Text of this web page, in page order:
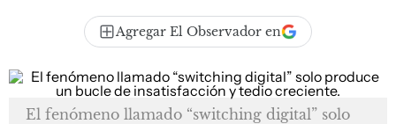
Agregar El Observador en
El fenómeno llamado “switching digital” solo